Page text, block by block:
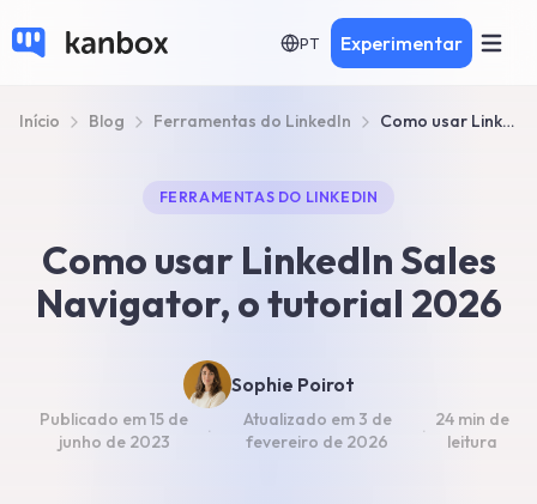
PT Experimentar
Início Blog Ferramentas do LinkedIn Como usar LinkedIn Sales Navigator, Tutorial 2026
FERRAMENTAS DO LINKEDIN
Como usar LinkedIn Sales
Navigator, o tutorial 2026
Sophie Poirot
Publicado em15 de
junho de 2023
·
Atualizado em 3 de
fevereiro de 2026
·
24 min de
leitura